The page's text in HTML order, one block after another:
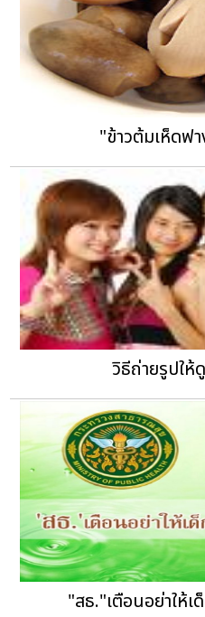
"ข้าวต้มเห็ดฟ
วิธีถ่ายรูปให้
"สธ."เตือนอย่าให้